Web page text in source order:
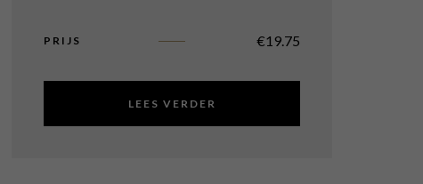
PRIJS €19.75
LEES VERDER